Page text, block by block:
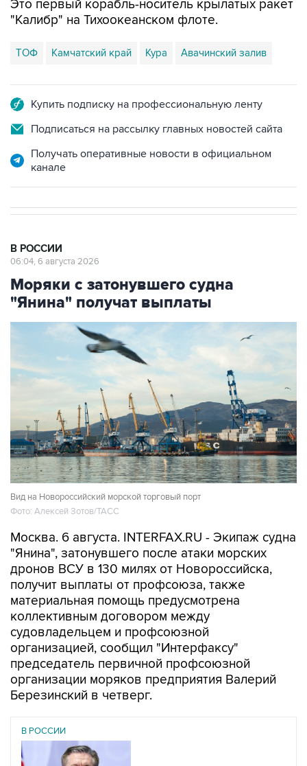
ТОФ Камчатский край Кура Авачинский залив
Подписаться на рассылку главных новостей сайта
Получать оперативные новости в официальном
канале
Моряки с затонувшего судна
"Янина" получат выплаты
Вид на Новороссийский морской торговый порт
Фото: Алексей Зотов/ТАСС
Москва. 6 августа. INTERFAX.RU - Экипаж судна
дронов ВСУ в 130 милях от Новороссийска,
получит выплаты от профсоюза, также
материальная помощь предусмотрена
коллективным договором между
судовладельцем и профсоюзной
организацией, сообщил "Интерфаксу"
председатель первичной профсоюзной
организации моряков предприятия Валерий
Березинский в четверг.
В РОССИИ